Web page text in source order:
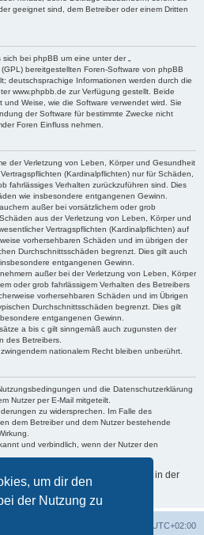
um dir den
der Nutzung zu
geeignet sind, dem Betreiber oder einem Dritten
bei phpBB um eine unter der „
(GPL) bereitgestellten Foren-Software von phpBB
deutschsprachige Informationen werden durch die
www.phpbb.de zur Verfügung gestellt. Beide
Weise, wie die Software verwendet wird. Sie
der Software für bestimmte Zwecke nicht
Foren Einfluss nehmen.
der Verletzung von Leben, Körper und Gesundheit
(Kardinalpflichten) nur für Schäden,
fahrlässiges Verhalten zurückzuführen sind. Dies
wie insbesondere entgangenen Gewinn.
außer bei vorsätzlichem oder grob
aus der Verletzung von Leben, Körper und
Vertragspflichten (Kardinalpflichten) auf
vorhersehbaren Schäden und im übrigen der
Durchschnittsschäden begrenzt. Dies gilt auch
entgangenen Gewinn.
außer bei der Verletzung von Leben, Körper
oder grob fahrlässigem Verhalten des Betreibers
vorhersehbaren Schäden und im Übrigen
Durchschnittsschäden begrenzt. Dies gilt
entgangenen Gewinn.
a bis c gilt sinngemäß auch zugunsten der
des Betreibers.
nationalem Recht bleiben unberührt.
und die Datenschutzerklärung
Nutzer per E-Mail mitgeteilt.
zu widersprechen. Im Falle des
dem Betreiber und dem Nutzer bestehende
und verbindlich, wenn der Nutzer den
deinen persönlichen Daten sind in der
UTC+02:00